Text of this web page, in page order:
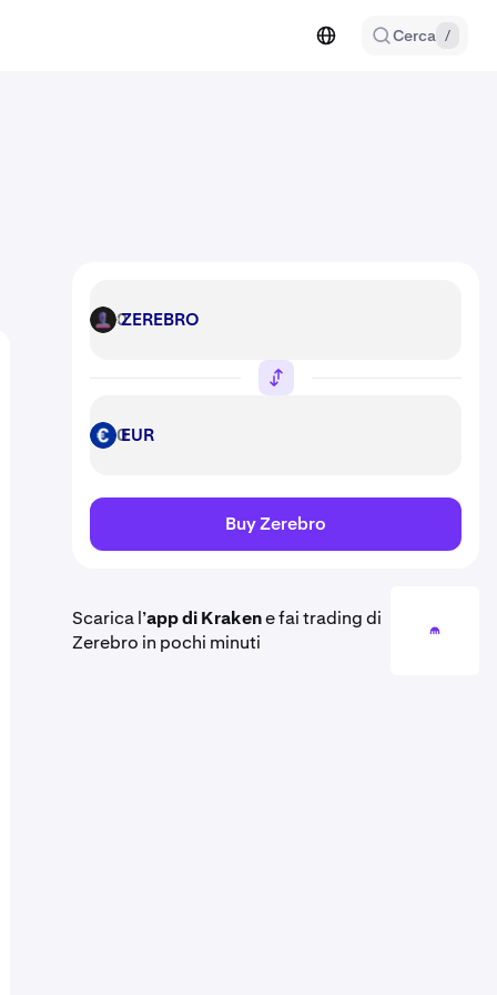
Cerca /
ZEREBROZEREBRO
EUR EUR
Buy Zerebro
Scarica l’app di Krakene fai trading di
Zerebro in pochi minuti